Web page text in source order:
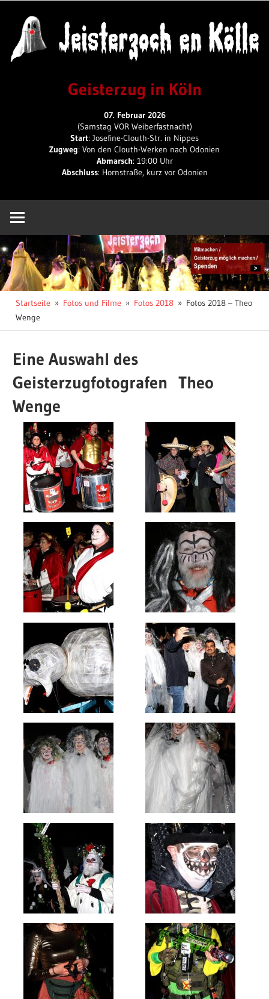
content
Geisterzug
in
Köln
Geisterzug in Köln
07. Februar 2026
(Samstag VOR Weiberfastnacht)
Start: Josefine-Clouth-Str. in Nippes
Zugweg: Von den Clouth-Werken nach Odonien
Abmarsch: 19:00 Uhr
Abschluss: Hornstraße, kurz vor Odonien
Startseite Fotos und Filme Fotos 2018
Fotos 2018 – Theo
Wenge
Eine Auswahl des
Geisterzugfotografen Theo
Wenge